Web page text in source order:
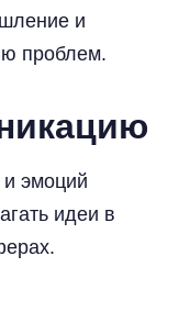
и
проблем.
эмоций
идеи в